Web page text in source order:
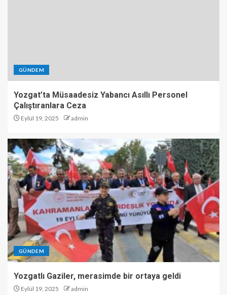
GÜNDEM
Yozgat’ta Müsaadesiz Yabancı Asıllı Personel
Çalıştıranlara Ceza
Eylül 19, 2025 admin
GÜNDEM
Yozgatlı Gaziler, merasimde bir ortaya geldi
Eylül 19, 2025 admin